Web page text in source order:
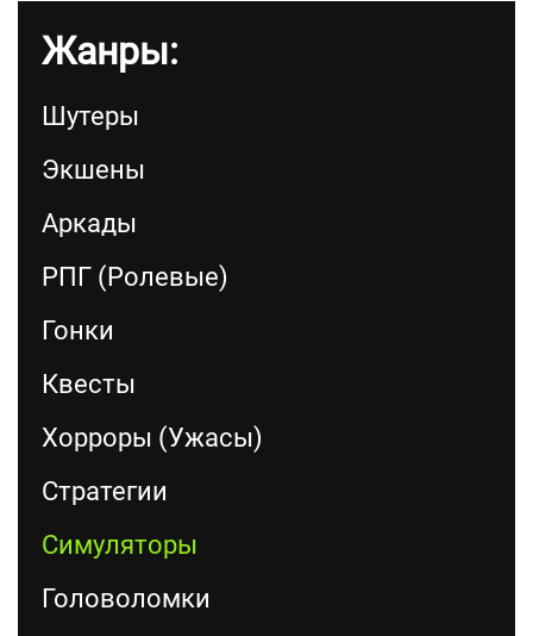
Жанры:
Шутеры
Экшены
Аркады
РПГ (Ролевые)
Гонки
Квесты
Хорроры (Ужасы)
Стратегии
Симуляторы
Головоломки